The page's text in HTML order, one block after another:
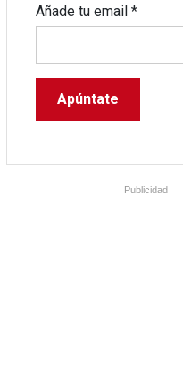
Añade tu email*
Publicidad